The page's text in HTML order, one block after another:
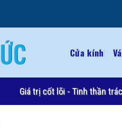
Cửa kính
Giá trị cốt lõi - Tinh thần